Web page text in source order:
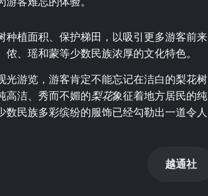
种植面积、保护梯田，以吸引更多游客前来
、瑶和蒙等少数民族浓厚的文化特色。
光游览，游客肯定不能忘记在洁白的梨花树
高洁、秀而不媚的梨花象征着地方居民的纯
民族多彩缤纷的服饰已经勾勒出一道令人
越通社